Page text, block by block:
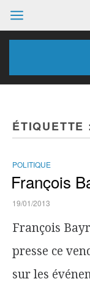
ÉTIQUETTE
POLITIQUE
François
19/01/2013
François
presse ce
sur les